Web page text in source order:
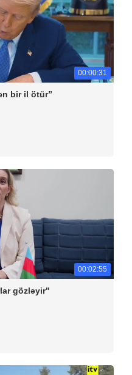
00:00:31
bir il ötür”
00:02:55
gözləyir"